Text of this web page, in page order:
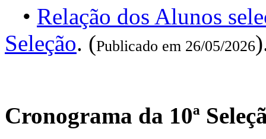
• Relação dos Alunos
Seleção. (Publicado em 26/05/2026
Cronograma da 10ª